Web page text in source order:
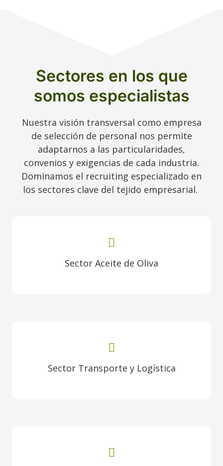
Sectores en los que
somos especialistas
Nuestra visión transversal como empresa
de selección de personal nos permite
adaptarnos a las particularidades,
convenios y exigencias de cada industria.
Dominamos el recruiting especializado en
los sectores clave del tejido empresarial.
Sector Aceite de Oliva
Sector Transporte y Logística